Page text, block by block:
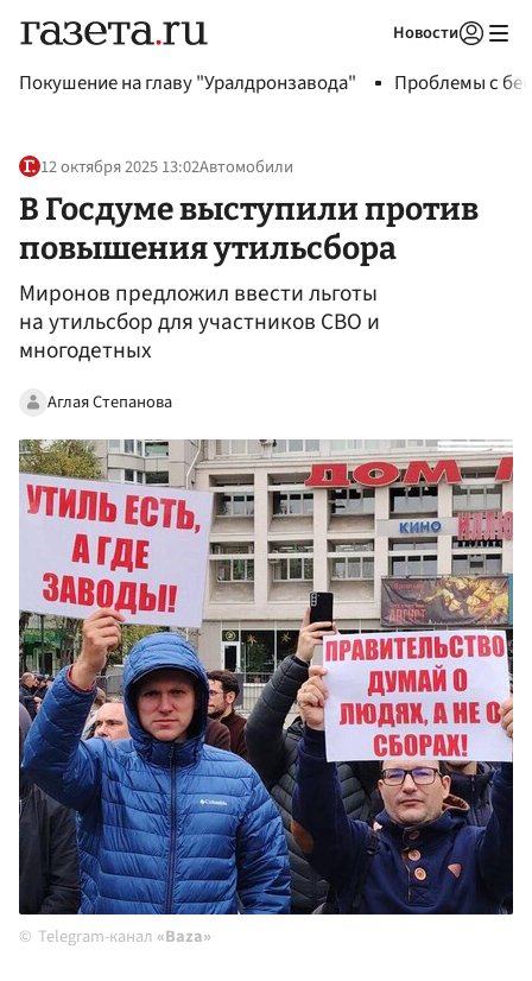
Новости
Покушение на главу "Уралдронзавода" Проблемы с
12 октября 2025 13:02Автомобили
В Госдуме выступили против
повышения утильсбора
Миронов предложил ввести льготы
на утильсбор для участников СВО и
многодетных
Аглая Степанова
Telegram-канал «Baza»